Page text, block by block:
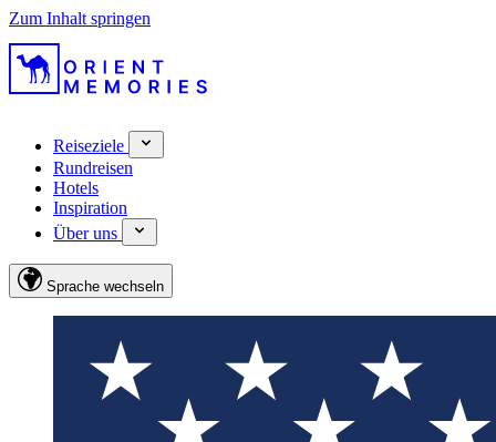
Zum Inhalt springen
Reiseziele
Rundreisen
Hotels
Inspiration
Über uns
Sprache wechseln